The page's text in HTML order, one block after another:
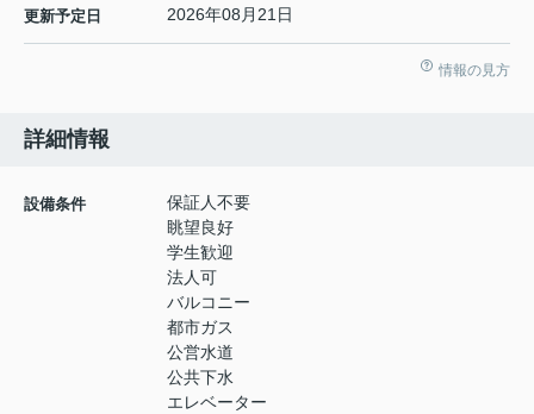
更新予定日 2026年08月21日
情報の見方
詳細情報
設備条件
保証人不要
眺望良好
学生歓迎
法人可
バルコニー
都市ガス
公営水道
公共下水
エレベーター